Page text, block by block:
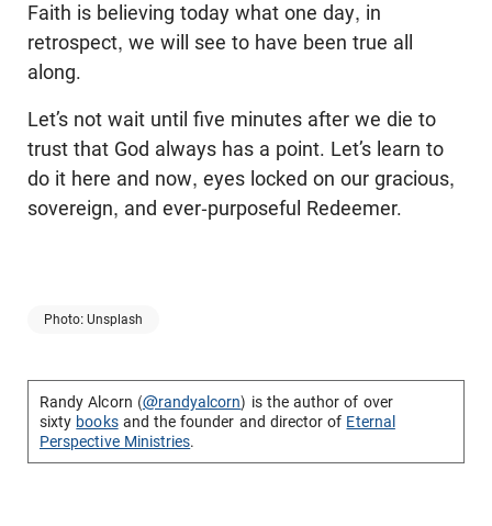
Faith is believing today what one day, in
retrospect, we will see to have been true all
along.
Let’s not wait until five minutes after we die to
trust that God always has a point. Let’s learn to
do it here and now, eyes locked on our gracious,
sovereign, and ever-purposeful Redeemer.
Photo: Unsplash
Randy Alcorn (@randyalcorn) is the author of over
sixty booksand the founder and director of Eternal
Perspective Ministries.